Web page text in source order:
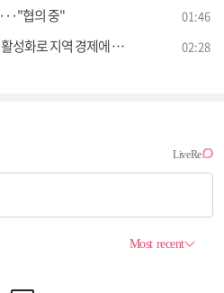
협의 중" 01:46
로 지역 경제에 기여" 02:28